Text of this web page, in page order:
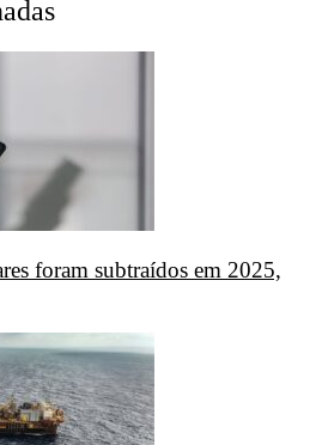
foram subtraídos em 2025,